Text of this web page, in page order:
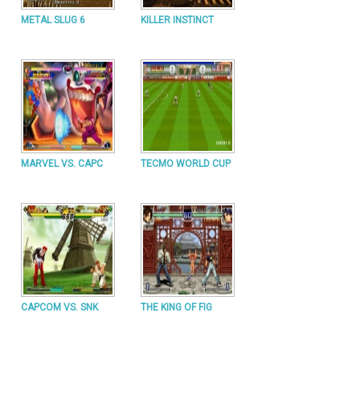
METAL SLUG 6 KILLER INSTINCT
MARVEL VS. CAPC TECMO WORLD CUP
CAPCOM VS. SNK THE KING OF FIG